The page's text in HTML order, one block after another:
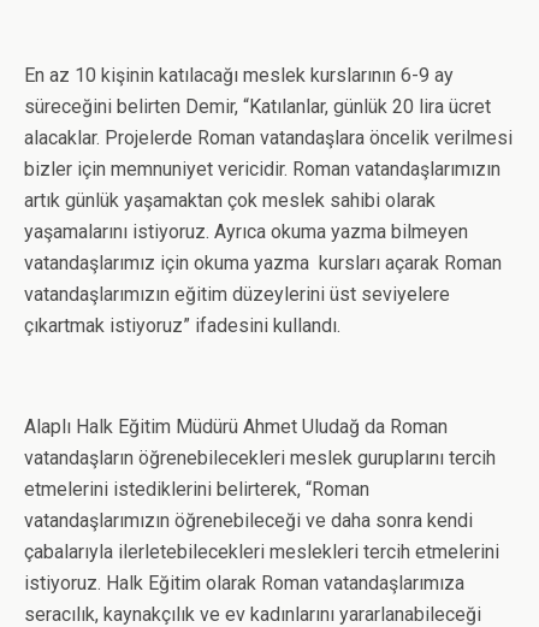
En az 10 kişinin katılacağı meslek kurslarının 6-9 ay
süreceğini belirten Demir, “Katılanlar, günlük 20 lira ücret
alacaklar. Projelerde Roman vatandaşlara öncelik verilmesi
bizler için memnuniyet vericidir. Roman vatandaşlarımızın
artık günlük yaşamaktan çok meslek sahibi olarak
yaşamalarını istiyoruz. Ayrıca okuma yazma bilmeyen
vatandaşlarımız için okuma yazma kursları açarak Roman
vatandaşlarımızın eğitim düzeylerini üst seviyelere
çıkartmak istiyoruz” ifadesini kullandı.
Alaplı Halk Eğitim Müdürü Ahmet Uludağ da Roman
vatandaşların öğrenebilecekleri meslek guruplarını tercih
etmelerini istediklerini belirterek, “Roman
vatandaşlarımızın öğrenebileceği ve daha sonra kendi
çabalarıyla ilerletebilecekleri meslekleri tercih etmelerini
istiyoruz. Halk Eğitim olarak Roman vatandaşlarımıza
seracılık, kaynakçılık ve ev kadınlarını yararlanabileceği